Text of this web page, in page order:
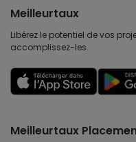
Meilleurtaux
Libérez le potentiel de vos
accomplissez-les.
Meilleurtaux